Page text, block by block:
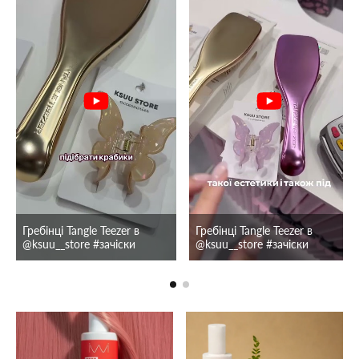
Гребінці Tangle Teezer в
@ksuu__store #зачіски
Гребінці Tangle Teezer в
@ksuu__store #зачіски